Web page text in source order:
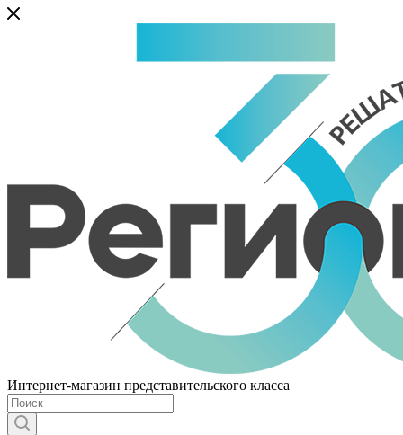
Интернет-магазин представительского класса